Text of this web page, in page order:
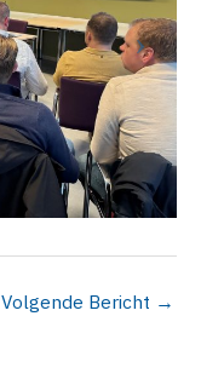
Volgende Bericht →